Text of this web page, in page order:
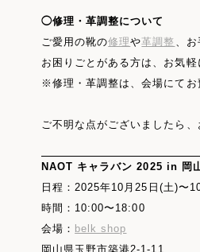
◯修理・革調整について
ご愛用の靴の修理や革調整 、お
お困りごとがある方は、お気軽
※修理・革調整は、会場にてお
ご不明な点がございましたら、
NAOT キャラバン 2025 in 岡
日程：2025年10月25日(土)〜
時間：10:00〜18:00
会場： belk shop
岡山県玉野市築港2-1-11